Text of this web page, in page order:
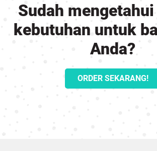
Sudah
kebutuhan untuk
Anda?
ORDER SEKARANG!